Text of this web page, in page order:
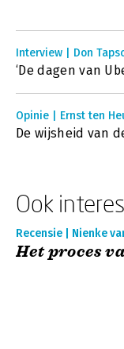
Interview | Don
‘De dagen van
Opinie | Ernst ten
De wijsheid van
Ook
Recensie | Nienke
Het proces